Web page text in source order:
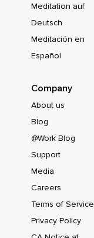
Meditation auf
Deutsch
Meditación en
Español
Company
About us
Blog
@Work Blog
Support
Media
Careers
Terms of Service
Privacy Policy